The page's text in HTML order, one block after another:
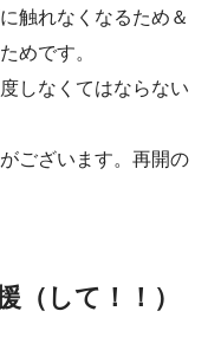
触れなくなるため＆
めです。
しなくてはならない
ございます。再開の
（して！！）